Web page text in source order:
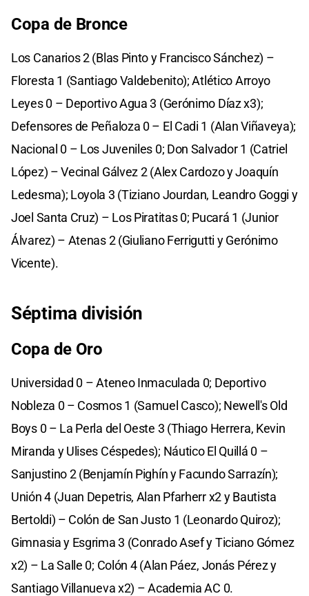
Copa de Bronce
Los Canarios 2 (Blas Pinto y Francisco Sánchez) –
Floresta 1 (Santiago Valdebenito); Atlético Arroyo
Leyes 0 – Deportivo Agua 3 (Gerónimo Díaz x3);
Defensores de Peñaloza 0 – El Cadi 1 (Alan Viñaveya);
Nacional 0 – Los Juveniles 0; Don Salvador 1 (Catriel
López) – Vecinal Gálvez 2 (Alex Cardozo y Joaquín
Ledesma); Loyola 3 (Tiziano Jourdan, Leandro Goggi y
Joel Santa Cruz) – Los Piratitas 0; Pucará 1 (Junior
Álvarez) – Atenas 2 (Giuliano Ferrigutti y Gerónimo
Vicente).
Séptima división
Copa de Oro
Universidad 0 – Ateneo Inmaculada 0; Deportivo
Nobleza 0 – Cosmos 1 (Samuel Casco); Newell's Old
Boys 0 – La Perla del Oeste 3 (Thiago Herrera, Kevin
Miranda y Ulises Céspedes); Náutico El Quillá 0 –
Sanjustino 2 (Benjamín Pighín y Facundo Sarrazín);
Unión 4 (Juan Depetris, Alan Pfarherr x2 y Bautista
Bertoldi) – Colón de San Justo 1 (Leonardo Quiroz);
Gimnasia y Esgrima 3 (Conrado Asef y Ticiano Gómez
x2) – La Salle 0; Colón 4 (Alan Páez, Jonás Pérez y
Santiago Villanueva x2) – Academia AC 0.